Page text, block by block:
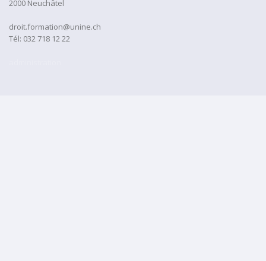
2000 Neuchâtel
droit.formation@unine.ch
Tél: 032 718 12 22